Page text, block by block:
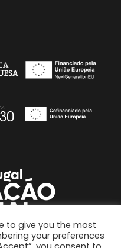
to give you the most
your preferences